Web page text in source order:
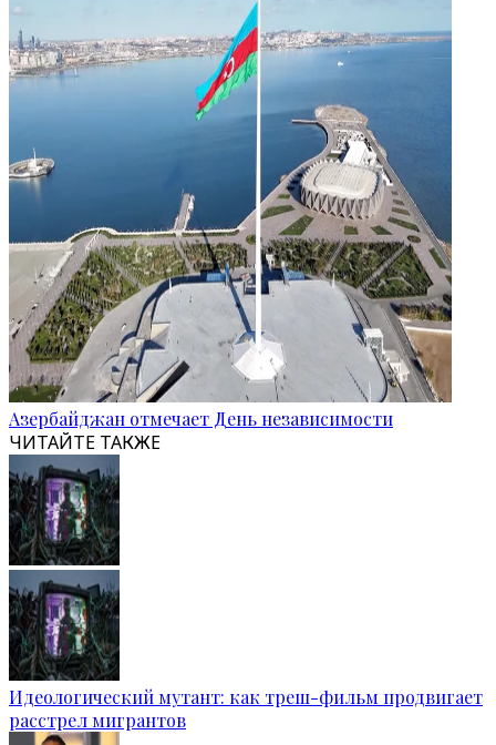
Азербайджан отмечает День независимости
ЧИТАЙТЕ ТАКЖЕ
Идеологический мутант: как треш-фильм продвигает
расстрел мигрантов